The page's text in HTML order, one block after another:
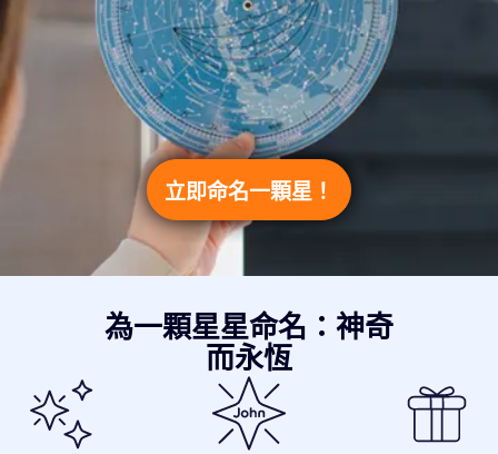
立即命名一顆星！
為一顆星星命名：神奇
而永恆